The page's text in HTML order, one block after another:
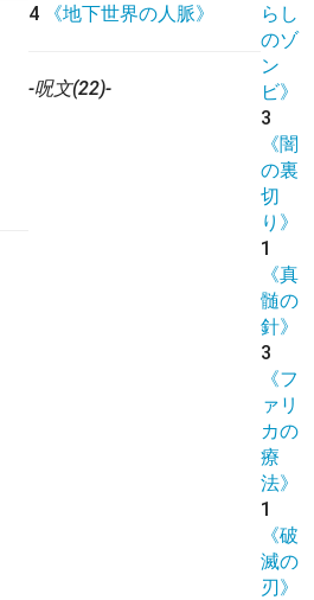
4
《地下世界の人脈》
-呪文(22)-
らし
のゾ
ン
ビ》
3
《闇
の裏
切
り》
1
《真
髄の
針》
3
《フ
ァリ
カの
療
法》
1
《破
滅の
刃》